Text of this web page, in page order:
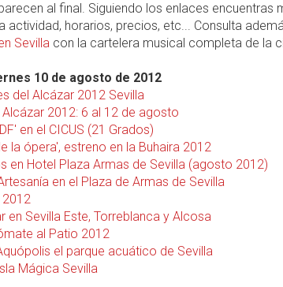
al final. Siguiendo los enlaces encuentras
actividad, horarios, precios, etc... Consulta
Sevilla con la cartelera musical completa de la
10 de agosto de 2012
del Alcázar 2012 Sevilla
2012: 6 al 12 de agosto
en el CICUS (21 Grados)
la ópera', estreno en la Buhaira 2012
en Hotel Plaza Armas de Sevilla (agosto 2012)
en el Plaza de Armas de Sevilla
2012
en Sevilla Este, Torreblanca y Alcosa
al Patio 2012
el parque acuático de Sevilla
Mágica Sevilla